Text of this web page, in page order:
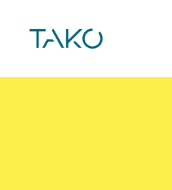
sivunTAKO